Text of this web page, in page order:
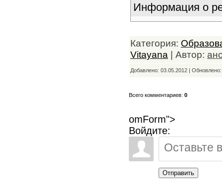
Информация о
Категория:
Vitayana | Автор:
Добавлено: 03.05.2012 |
Всего комментариев: 0
omForm">
Войдите:
Отправить